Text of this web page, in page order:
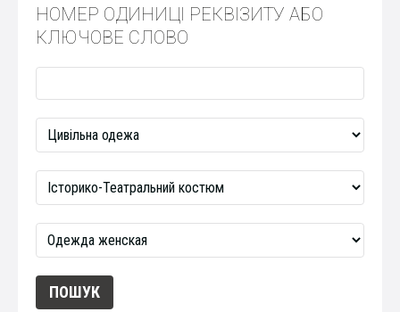
НОМЕР ОДИНИЦІ РЕКВІЗИТУ АБО
КЛЮЧОВЕ СЛОВО